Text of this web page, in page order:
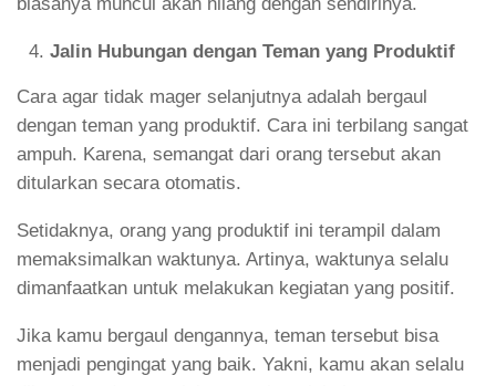
biasanya muncul akan hilang dengan sendirinya.
Jalin Hubungan dengan Teman yang Produktif
Cara agar tidak mager selanjutnya adalah bergaul
dengan teman yang produktif. Cara ini terbilang sangat
ampuh. Karena, semangat dari orang tersebut akan
ditularkan secara otomatis.
Setidaknya, orang yang produktif ini terampil dalam
memaksimalkan waktunya. Artinya, waktunya selalu
dimanfaatkan untuk melakukan kegiatan yang positif.
Jika kamu bergaul dengannya, teman tersebut bisa
menjadi pengingat yang baik. Yakni, kamu akan selalu